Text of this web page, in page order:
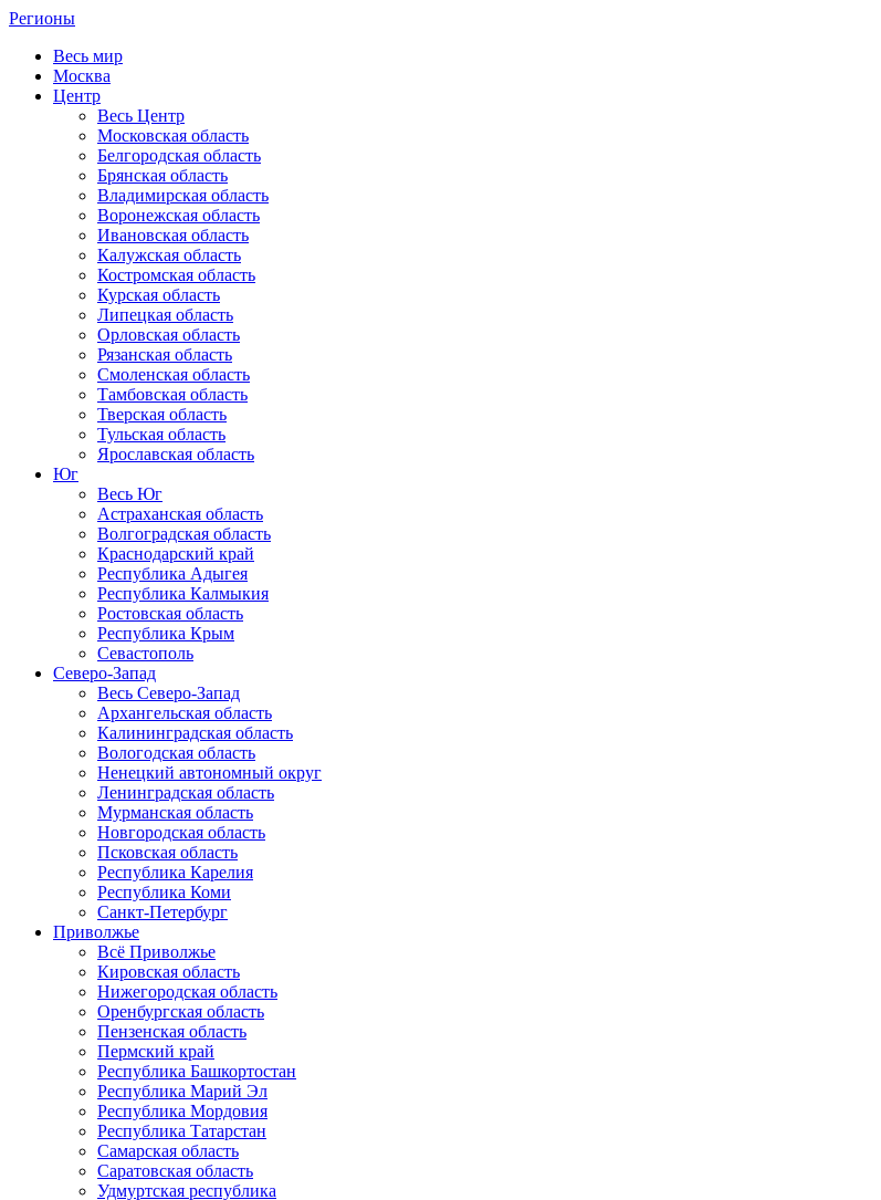
Регионы
Весь мир
Москва
Центр
Весь Центр
Московская область
Белгородская область
Брянская область
Владимирская область
Воронежская область
Ивановская область
Калужская область
Костромская область
Курская область
Липецкая область
Орловская область
Рязанская область
Смоленская область
Тамбовская область
Тверская область
Тульская область
Ярославская область
Юг
Весь Юг
Астраханская область
Волгоградская область
Краснодарский край
Республика Адыгея
Республика Калмыкия
Ростовская область
Республика Крым
Севастополь
Северо-Запад
Весь Северо-Запад
Архангельская область
Калининградская область
Вологодская область
Ненецкий автономный округ
Ленинградская область
Мурманская область
Новгородская область
Псковская область
Республика Карелия
Республика Коми
Санкт-Петербург
Приволжье
Всё Приволжье
Кировская область
Нижегородская область
Оренбургская область
Пензенская область
Пермский край
Республика Башкортостан
Республика Марий Эл
Республика Мордовия
Республика Татарстан
Самарская область
Саратовская область
Удмуртская республика